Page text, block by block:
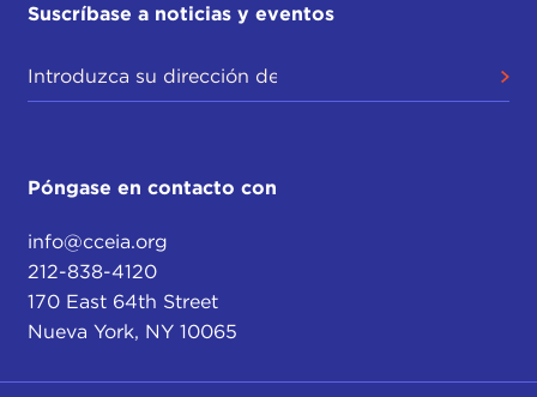
Suscríbase a noticias y eventos
Póngase en contacto con
info@cceia.org
212-838-4120
170 East 64th Street
Nueva York, NY 10065